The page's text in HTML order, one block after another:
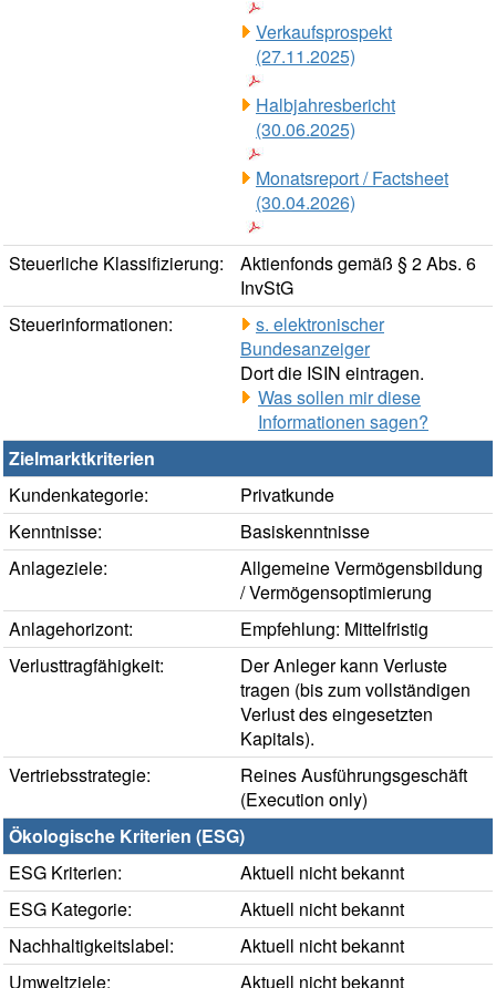
Verkaufsprospekt
(27.11.2025)
Halbjahresbericht
(30.06.2025)
Monatsreport / Factsheet
(30.04.2026)
Steuerliche Klassifizierung:
Aktienfonds gemäß § 2 Abs. 6
InvStG
Steuerinformationen:
s. elektronischer
Bundesanzeiger
Dort die ISIN eintragen.
Was sollen mir diese
Informationen sagen?
Zielmarktkriterien
Kundenkategorie:
Privatkunde
Kenntnisse:
Basiskenntnisse
Anlageziele:
Allgemeine Vermögensbildung
/ Vermögensoptimierung
Anlagehorizont:
Empfehlung: Mittelfristig
Verlusttragfähigkeit:
Der Anleger kann Verluste
tragen (bis zum vollständigen
Verlust des eingesetzten
Kapitals).
Vertriebsstrategie:
Reines Ausführungsgeschäft
(Execution only)
Ökologische Kriterien (ESG)
ESG Kriterien:
Aktuell nicht bekannt
ESG Kategorie:
Aktuell nicht bekannt
Nachhaltigkeitslabel:
Aktuell nicht bekannt
Umweltziele:
Aktuell nicht bekannt